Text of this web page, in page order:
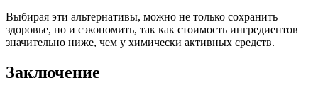
Выбирая эти альтернативы, можно не только сохранить
здоровье, но и сэкономить, так как стоимость ингредиентов
значительно ниже, чем у химически активных средств.
Заключение